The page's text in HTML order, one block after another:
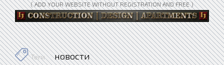
( ADD YOUR WEBSITE WITHOUT REGISTRATION AND FREE )
Теги новости